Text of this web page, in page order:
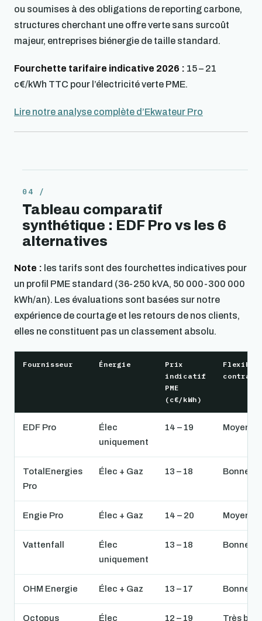
ou soumises à des obligations de reporting carbone,
structures cherchant une offre verte sans surcoût
majeur, entreprises biénergie de taille standard.
Fourchette tarifaire indicative 2026 : 15 – 21
c€/kWh TTC pour l’électricité verte PME.
Lire notre analyse complète d’Ekwateur Pro
Tableau comparatif
synthétique : EDF Pro vs les 6
alternatives
Note : les tarifs sont des fourchettes indicatives pour
un profil PME standard (36-250 kVA, 50 000-300 000
kWh/an). Les évaluations sont basées sur notre
expérience de courtage et les retours de nos clients,
elles ne constituent pas un classement absolu.
Fournisseur Énergie
Prix
indicatif
PME
(c€/kWh)
contrat
EDF Pro
Élec
uniquement
14 – 19 Moyenne
TotalEnergies
Pro
Élec + Gaz 13 – 18 Bonne
Engie Pro Élec + Gaz 14 – 20 Moyenne
Vattenfall
Élec
uniquement
13 – 18 Bonne
OHM Energie Élec + Gaz 13 – 17 Bonne
Octopus Élec 12 – 19 Très